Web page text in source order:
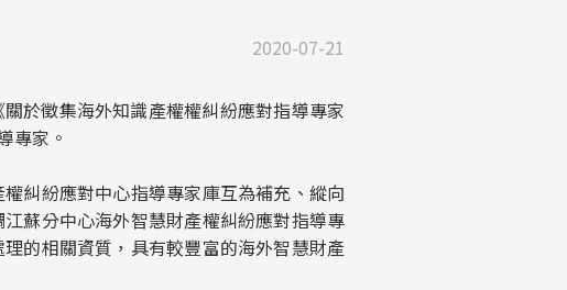
2020-07-21
於徵集海外知識產權權糾紛應對指導專家
專家。
糾紛應對中心指導專家庫互為補充、縱向
蘇分中心海外智慧財產權糾紛應對指導專
的相關資質，具有較豐富的海外智慧財產